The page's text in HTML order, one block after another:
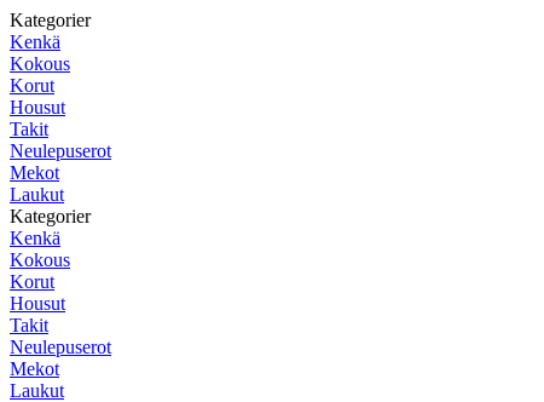
Kategorier
Kenkä
Kokous
Korut
Housut
Takit
Neulepuserot
Mekot
Laukut
Kategorier
Kenkä
Kokous
Korut
Housut
Takit
Neulepuserot
Mekot
Laukut